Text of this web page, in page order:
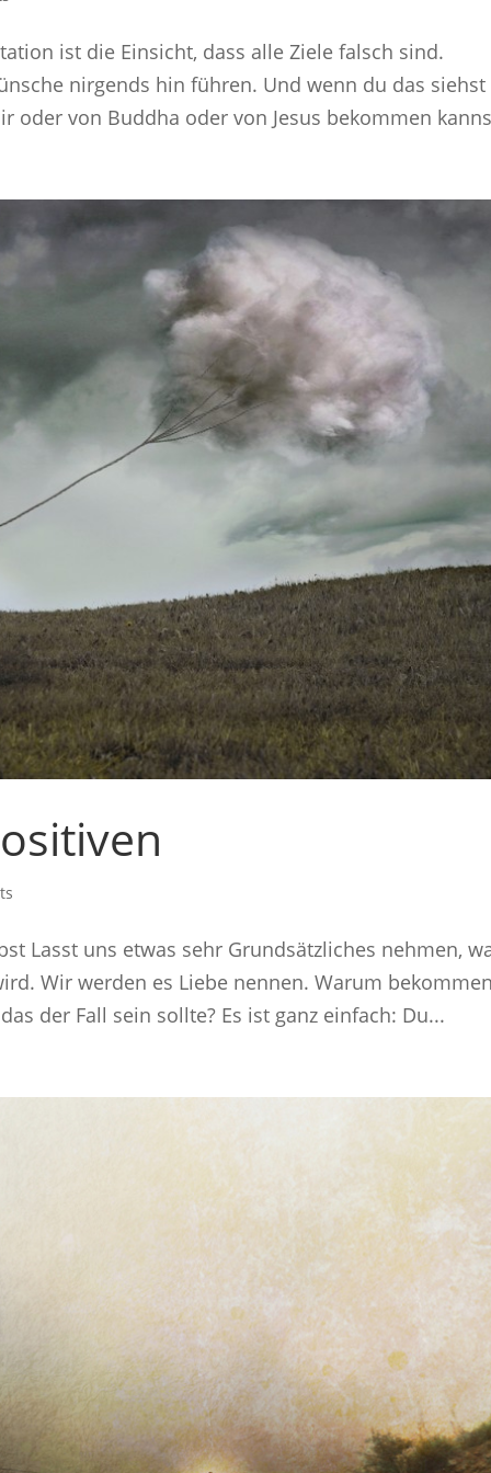
ist die Einsicht, dass alle Ziele falsch sind.
nirgends hin führen. Und wenn du das
oder von Buddha oder von Jesus bekommen
Lasst uns etwas sehr Grundsätzliches nehmen,
Wir werden es Liebe nennen. Warum
der Fall sein sollte? Es ist ganz einfach: Du...